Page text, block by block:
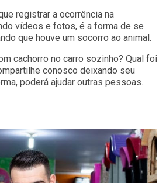
registrar a ocorrência na
vídeos e fotos, é a forma de se
que houve um socorro ao animal.
cachorro no carro sozinho? Qual foi
conosco deixando seu
poderá ajudar outras pessoas.